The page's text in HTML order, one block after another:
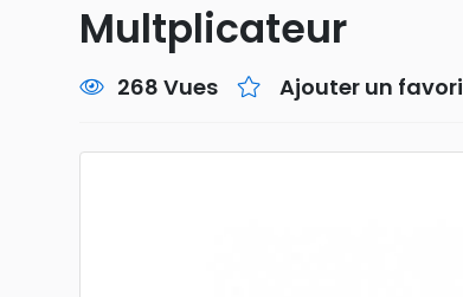
Multplicateur
268 Vues Ajouter un favori